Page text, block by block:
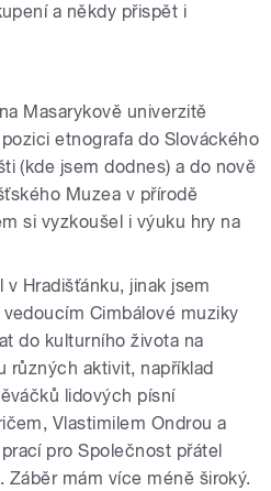
a někdy přispět i
Masarykově univerzitě
etnografa do Slováckého
(kde jsem dodnes) a do nově
Muzea v přírodě
si vyzkoušel i výuku hry na
Hradišťánku, jinak jsem
Cimbálové muziky
do kulturního života na
různých aktivit, například
lidových písní
Vlastimilem Ondrou a
pro Společnost přátel
Záběr mám více méně široký.